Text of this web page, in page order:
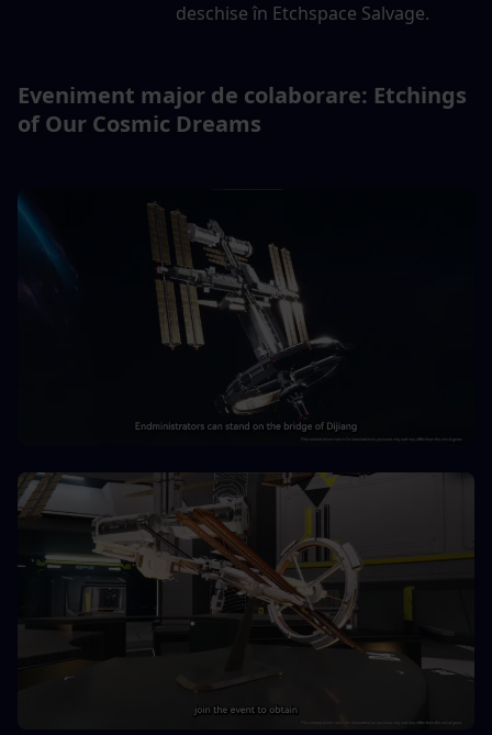
deschise în Etchspace Salvage.
Eveniment major de colaborare: Etchings
of Our Cosmic Dreams